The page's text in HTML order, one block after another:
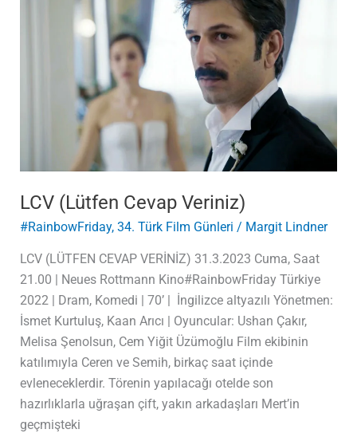
LCV (Lütfen Cevap Veriniz)
#RainbowFriday, 34. Türk Film Günleri / Margit Lindner
LCV (LÜTFEN CEVAP VERİNİZ) 31.3.2023 Cuma, Saat
21.00 | Neues Rottmann Kino#RainbowFriday Türkiye
2022 | Dram, Komedi | 70’ | İngilizce altyazılı Yönetmen:
İsmet Kurtuluş, Kaan Arıcı | Oyuncular: Ushan Çakır,
Melisa Şenolsun, Cem Yiğit Üzümoğlu Film ekibinin
katılımıyla Ceren ve Semih, birkaç saat içinde
evleneceklerdir. Törenin yapılacağı otelde son
hazırlıklarla uğraşan çift, yakın arkadaşları Mert’in
geçmişteki